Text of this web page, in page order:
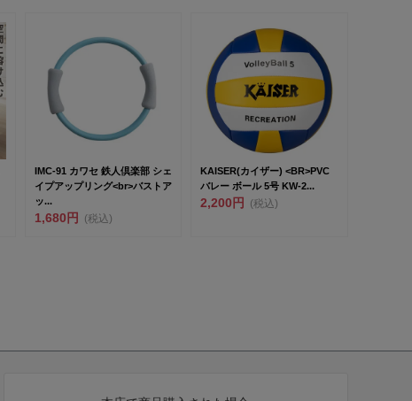
IMC-91 カワセ 鉄人倶楽部 シェ
イプアップリング<br>バストア
ッ...
1,680円 (税込)
KAISER(カイザー) <BR>PVC
バレー ボール 5号 KW-2...
2,200円 (税込)